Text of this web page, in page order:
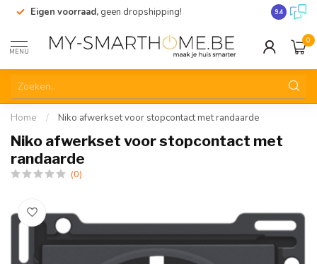
Eigen voorraad, geen dropshipping! 9.4
MENU
0
Home / Niko afwerkset voor stopcontact met randaarde
Niko afwerkset voor stopcontact met
randaarde
(0)